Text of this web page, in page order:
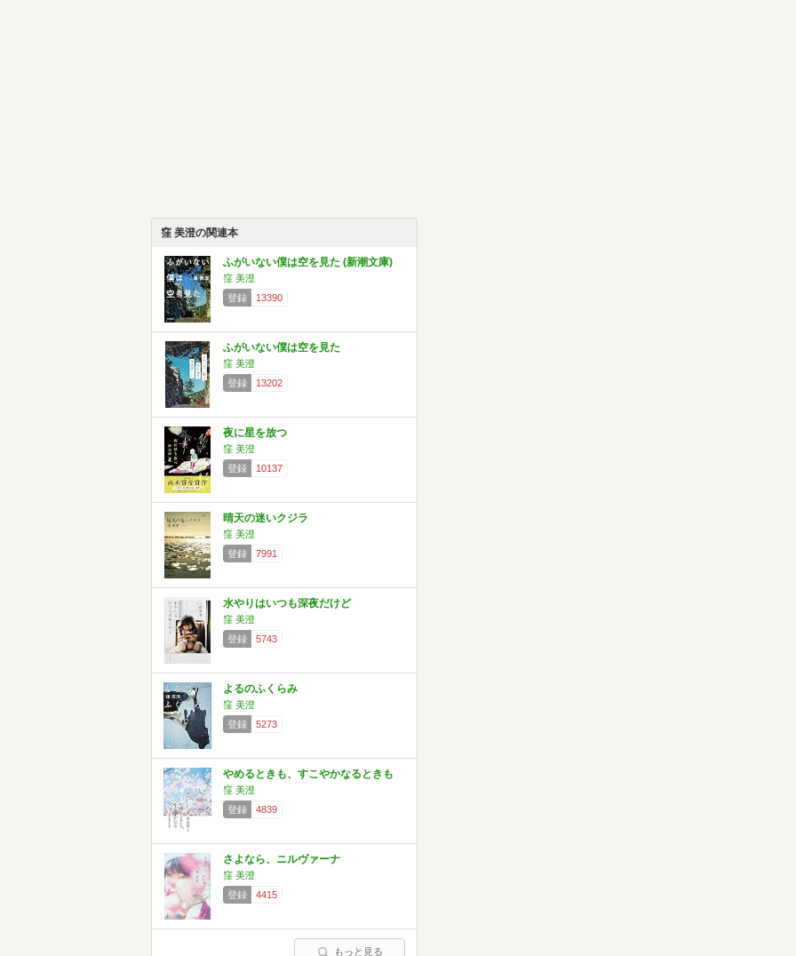
窪 美澄の関連本
ふがいない僕は空を見た (新潮文庫)
窪 美澄
登録
13390
ふがいない僕は空を見た
窪 美澄
登録
13202
夜に星を放つ
窪 美澄
登録
10137
晴天の迷いクジラ
窪 美澄
登録
7991
水やりはいつも深夜だけど
窪 美澄
登録
5743
よるのふくらみ
窪 美澄
登録
5273
やめるときも、すこやかなるときも
窪 美澄
登録
4839
さよなら、ニルヴァーナ
窪 美澄
登録
4415
もっと見る